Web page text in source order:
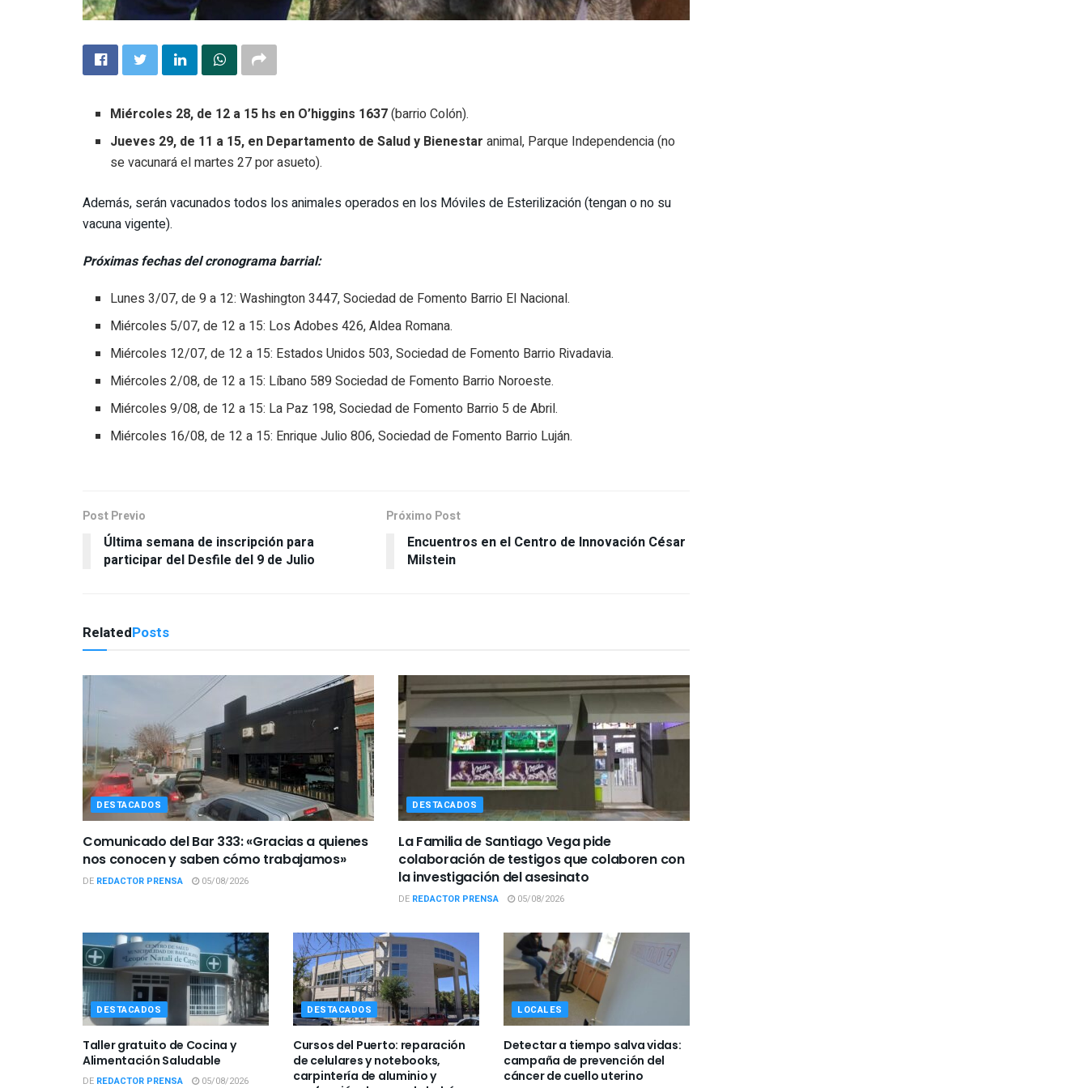
Miércoles 28, de 12 a 15 hs en O’higgins 1637(barrio Colón).
Jueves 29, de 11 a 15, en Departamento de Salud y Bienestar animal, Parque Independencia (no
se vacunará el martes 27 por asueto).
Además, serán vacunados todos los animales operados en los Móviles de Esterilización (tengan o no su
vacuna vigente).
Próximas fechas del cronograma barrial:
Lunes 3/07, de 9 a 12: Washington 3447, Sociedad de Fomento Barrio El Nacional.
Miércoles 5/07, de 12 a 15: Los Adobes 426, Aldea Romana.
Miércoles 12/07, de 12 a 15: Estados Unidos 503, Sociedad de Fomento Barrio Rivadavia.
Miércoles 2/08, de 12 a 15: Líbano 589 Sociedad de Fomento Barrio Noroeste.
Miércoles 9/08, de 12 a 15: La Paz 198, Sociedad de Fomento Barrio 5 de Abril.
Miércoles 16/08, de 12 a 15: Enrique Julio 806, Sociedad de Fomento Barrio Luján.
Post Previo
Última semana de inscripción para
participar del Desfile del 9 de Julio
Próximo Post
Encuentros en el Centro de Innovación César
Milstein
RelatedPosts
DESTACADOS
Comunicado del Bar 333: «Gracias a quienes
nos conocen y saben cómo trabajamos»
DE REDACTOR PRENSA 05/08/2026
DESTACADOS
La Familia de Santiago Vega pide
colaboración de testigos que colaboren con
la investigación del asesinato
DE REDACTOR PRENSA 05/08/2026
DESTACADOS
Taller gratuito de Cocina y
Alimentación Saludable
DE REDACTOR PRENSA 05/08/2026
DESTACADOS
Cursos del Puerto: reparación
de celulares y notebooks,
carpintería de aluminio y
LOCALES
Detectar a tiempo salva vidas:
campaña de prevención del
cáncer de cuello uterino